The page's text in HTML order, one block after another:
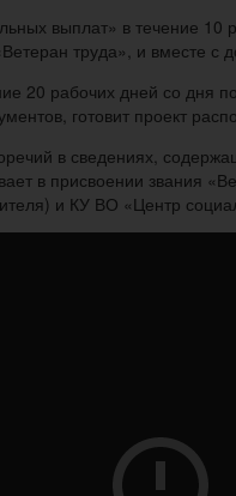
выплат» в течение 10
труда», и вместе
20 рабочих дней со дня
готовит проект
в сведениях,
в присвоении звания
и КУ ВО «Центр